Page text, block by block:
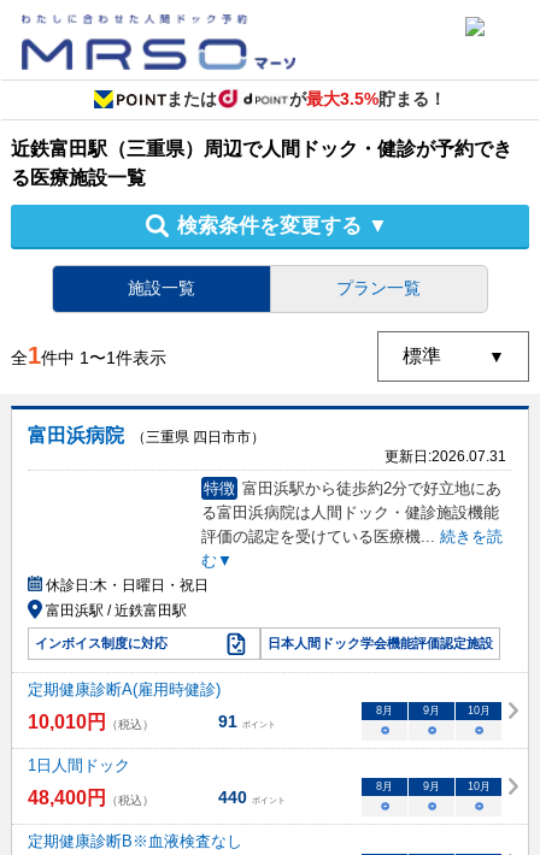
または が最大3.5%貯まる！
近鉄富田駅（三重県）周辺で人間ドック・健診が予約でき
る医療施設一覧
検索条件を変更する ▼
施設一覧 プラン一覧
全1件中 1〜1件表示
富田浜病院
（三重県 四日市市）
更新日:2026.07.31
特徴 富田浜駅から徒歩約2分で好立地にあ
る富田浜病院は人間ドック・健診施設機能
評価の認定を受けている医療機... 続きを読
む▼
休診日:木・日曜日・祝日
富田浜駅 / 近鉄富田駅
インボイス制度に対応 日本人間ドック学会機能評価認定施設
定期健康診断A(雇用時健診)
10,010円 （税込） 91 ポイント
8月 9月 10月
○ ○ ○
1日人間ドック
48,400円 （税込） 440 ポイント
8月 9月 10月
○ ○ ○
定期健康診断B※血液検査なし